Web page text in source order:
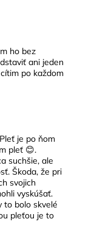
ho bez
ani jeden
po každom
je po ňom
pleť 😊.
suchšie, ale
Škoda, že pri
svojich
vyskúšať.
to bolo skvelé
pleťou je to